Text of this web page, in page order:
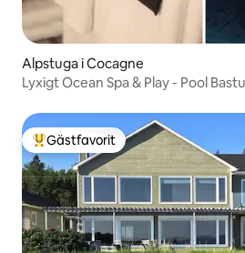
Alpstuga i Cocagne
Lyxigt Ocean Spa & Play - Pool
Populär gästfavorit
Gästfavorit